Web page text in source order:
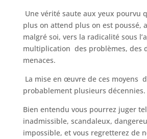
Une vérité saute aux yeux pourvu
plus on attend plus on est poussé,
malgré soi, vers la radicalité sous
multiplication des problèmes, des
menaces.
La mise en œuvre de ces moyens
probablement plusieurs décennies.
Bien entendu vous pourrez juger
inadmissible, scandaleux,
impossible, et vous regretterez de